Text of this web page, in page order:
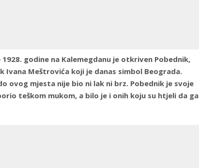
1928. godine na Kalemegdanu je otkriven Pobednik,
Ivana Meštrovića koji je danas simbol Beograda.
ovog mjesta nije bio ni lak ni brz. Pobednik je svoje
teškom mukom, a bilo je i onih koju su htjeli da ga